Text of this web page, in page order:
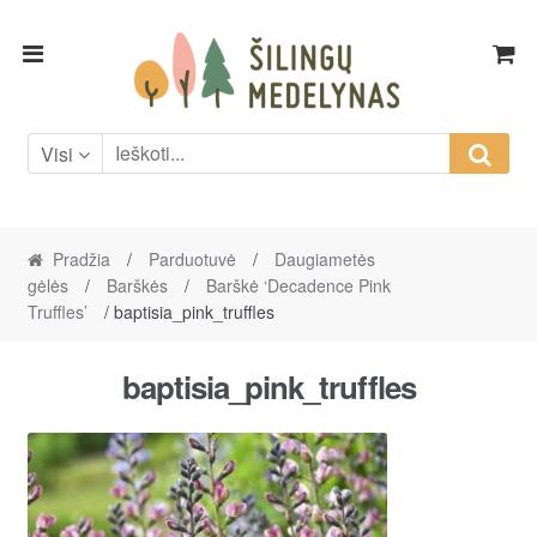
Skip
Skip
Visi
Pradžia / Parduotuvė /
Daugiametės
gėlės
/ Barškės /
Barškė ‘Decadence Pink
Truffles’
/ baptisia_pink_truffles
baptisia_pink_truffles